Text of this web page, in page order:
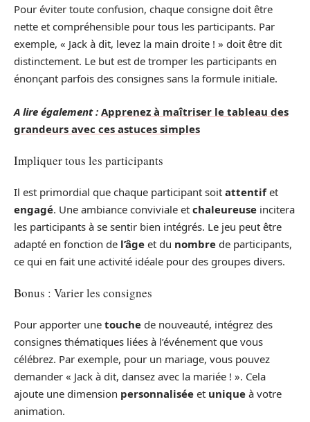
Pour éviter toute confusion, chaque consigne doit être
nette et compréhensible pour tous les participants. Par
exemple, « Jack à dit, levez la main droite ! » doit être dit
distinctement. Le but est de tromper les participants en
énonçant parfois des consignes sans la formule initiale.
A lire également : Apprenez à maîtriser le tableau des
grandeurs avec ces astuces simples
Impliquer tous les participants
Il est primordial que chaque participant soit attentifet
engagé. Une ambiance conviviale et chaleureuse incitera
les participants à se sentir bien intégrés. Le jeu peut être
adapté en fonction de l’âge et du nombre de participants,
ce qui en fait une activité idéale pour des groupes divers.
Bonus : Varier les consignes
Pour apporter une touche de nouveauté, intégrez des
consignes thématiques liées à l’événement que vous
célébrez. Par exemple, pour un mariage, vous pouvez
demander « Jack à dit, dansez avec la mariée ! ». Cela
ajoute une dimension personnalisée et unique à votre
animation.